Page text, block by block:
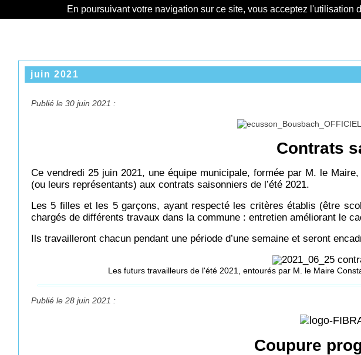
En poursuivant votre navigation sur ce site, vous acceptez
juin 2021
Publié le 30 juin 2021 :
Contrats
Ce vendredi 25 juin 2021, une équipe municipale, formée par M. le
(ou leurs représentants) aux contrats saisonniers de l’été 2021.
Les 5 filles et les 5 garçons, ayant respecté les critères établis (être
chargés de différents travaux dans la commune : entretien améliorant le
Ils travailleront chacun pendant une période d’une semaine et seront
Les futurs travailleurs de l'été 2021, entourés par M. le Maire
Publié le 28 juin 2021 :
Coupure